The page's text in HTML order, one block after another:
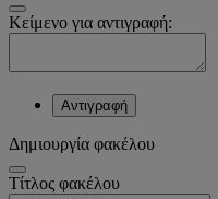
Κείμενο για αντιγραφή:
Αντιγραφή
Δημιουργία φακέλου
Tίτλος φακέλου